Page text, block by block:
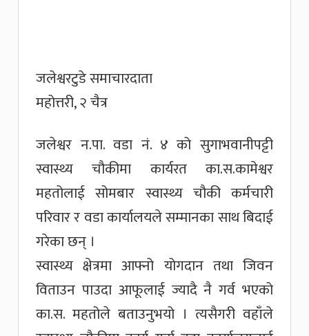
जलेश्वरटुडे समाचारदाता
महोत्तरी, २ चैत्र
जलेश्वर न.पा. वडा नं. ४ को सुगाभवानीपट्टी
स्वास्थ्य चौकीमा कार्यरत का.स.कामेश्वर
महतोलाई सोमबार स्वास्थ्य चौकी कर्मचारी
परिवार र वडा कार्यालयले सम्मानका साथ बिदाई
गरेका छन् ।
स्वास्थ्य क्षेत्रमा आफ्नो योगदान तथा जिवन
विताउन पाउदा आफूलाई ज्यादै नै गर्व भएको
का.स. महतोले बताउनुभयो । त्यसैगरी वहाँले